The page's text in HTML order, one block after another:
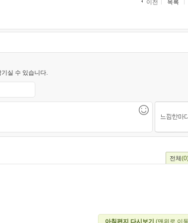
이전 목록
실 수 있습니다.
전체
아침편지 다시보기 (맨위로 이